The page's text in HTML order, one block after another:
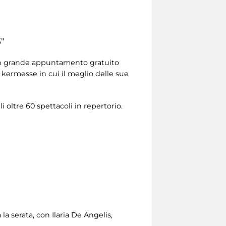
grande appuntamento gratuito
kermesse in cui il meglio delle sue
oltre 60 spettacoli in repertorio.
serata, con Ilaria De Angelis,